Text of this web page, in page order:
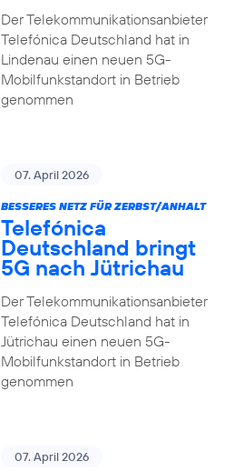
Der Telekommunikationsanbieter
Telefónica Deutschland hat in
Lindenau einen neuen 5G-
Mobilfunkstandort in Betrieb
genommen
07. April 2026
BESSERES NETZ FÜR ZERBST/ANHALT
Telefónica
Deutschland bringt
5G nach Jütrichau
Der Telekommunikationsanbieter
Telefónica Deutschland hat in
Jütrichau einen neuen 5G-
Mobilfunkstandort in Betrieb
genommen
07. April 2026